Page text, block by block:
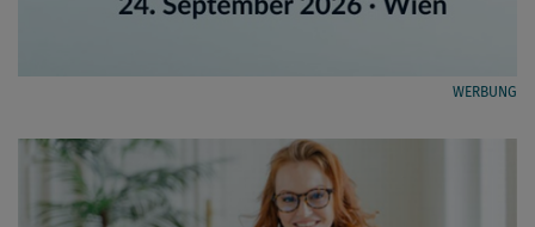
WERBUNG